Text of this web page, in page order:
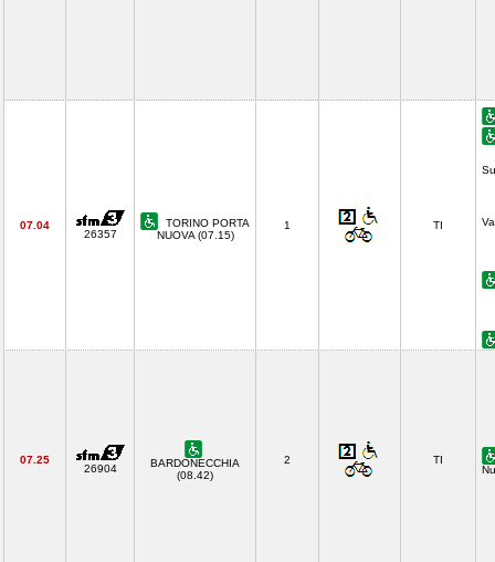
07.04
26357
TORINO PORTA
NUOVA (07.15)
1 TI
07.25
26904
BARDONECCHIA
(08.42)
2
TI